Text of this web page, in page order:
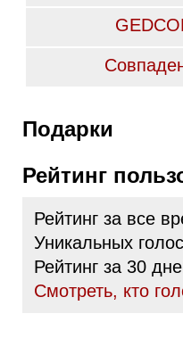
Подарки
Рейтинг
Рейтинг за все
Уникальных
Рейтинг за 30
Cмотреть, кто